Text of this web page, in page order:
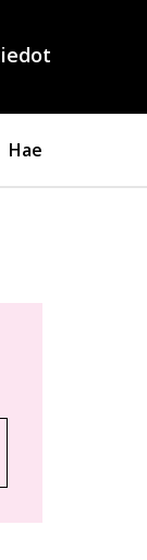
Hae